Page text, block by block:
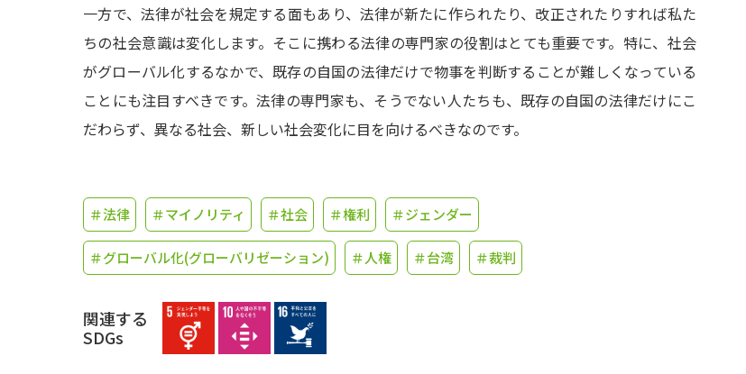
大学で学びたい学問発見
学問のミニ講義「夢ナビ講義」
一方で、法律が社会を規定する面もあり、法律が新たに作られたり、改正されたりすれば私た
ちの社会意識は変化します。そこに携わる法律の専門家の役割はとても重要です。特に、社会
がグローバル化するなかで、既存の自国の法律だけで物事を判断することが難しくなっている
ことにも注目すべきです。法律の専門家も、そうでない人たちも、既存の自国の法律だけにこ
だわらず、異なる社会、新しい社会変化に目を向けるべきなのです。
＃法律 ＃マイノリティ ＃社会 ＃権利 ＃ジェンダー
＃グローバル化(グローバリゼーション) ＃人権 ＃台湾 ＃裁判
関連する
SDGs